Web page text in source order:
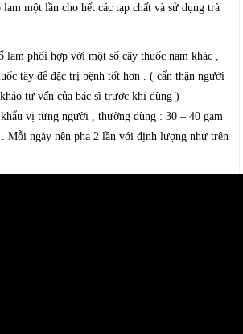
một lần cho hết các tạp chất và sử dụng trà
lam phối hợp với một số cây thuốc nam khác ,
tây để đặc trị bệnh tốt hơn . ( cẩn thận người
tư vấn của bác sĩ trước khi dùng )
vị từng người , thường dùng : 30 – 40 gam
Mỗi ngày nên pha 2 lần với định lượng như trên